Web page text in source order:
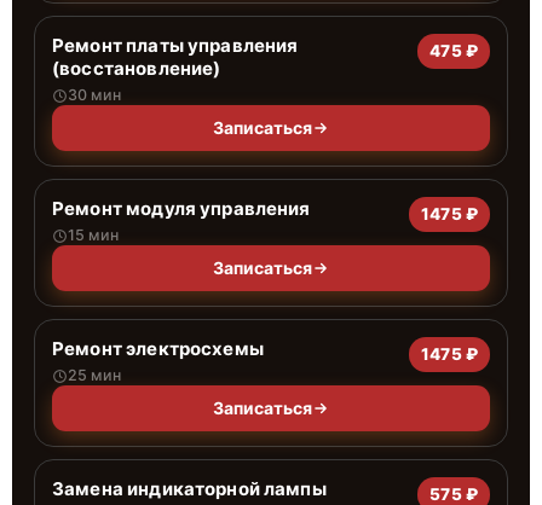
Ремонт платы управления
(восстановление)
30 мин
475 ₽
Записаться
Ремонт модуля управления
15 мин
1475 ₽
Записаться
Ремонт электросхемы
25 мин
1475 ₽
Записаться
Замена индикаторной лампы 575 ₽